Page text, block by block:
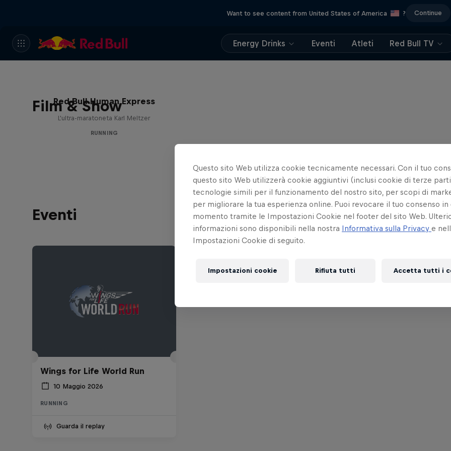
Want to see content from United States of America ? Continue
Energy Drinks Eventi Atleti Red Bull TV
Film & Show
Red Bull Human Express
L'ultra-maratoneta Karl Meltzer
RUNNING
Eventi
Wings for Life World Run
10 Maggio 2026
RUNNING
Guarda il replay
Questo sito Web utilizza cookie tecnicamente necessari. Con il tuo
questo sito Web utilizzerà cookie aggiuntivi (inclusi cookie di terze
tecnologie simili per il funzionamento del nostro sito, per scopi di
per migliorare la tua esperienza online. Puoi revocare il tuo consenso in
momento tramite le Impostazioni Cookie nel footer del sito Web.
informazioni sono disponibili nella nostra Informativa sulla Privacy e
Impostazioni Cookie di seguito.
Impostazioni cookie Rifiuta tutti Accetta tutti i